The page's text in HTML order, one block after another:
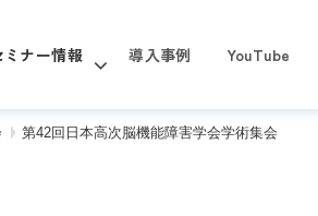
ミナー情報 導入事例 YouTube
第42回日本高次脳機能障害学会学術集会